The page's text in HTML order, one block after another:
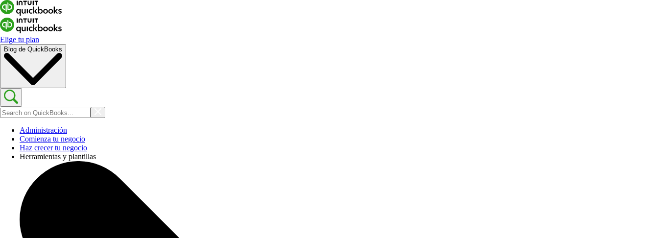
Elige tu plan
Blog de QuickBooks
Administración
Comienza tu negocio
Haz crecer tu negocio
Herramientas y plantillas